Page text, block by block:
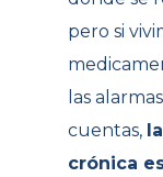
pero si
las
cuentas,
crónica